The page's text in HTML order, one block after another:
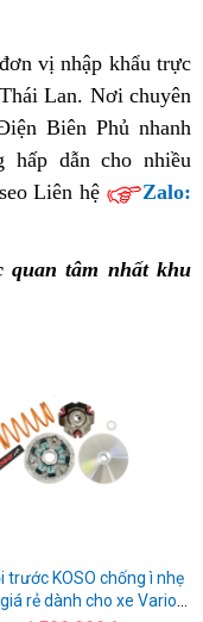
ABS
nhất
vị nhập khẩu trực
Lan. Nơi chuyên
Biên Phủ nhanh
hấp dẫnđặt
hàng
cho nhiều
Liên hệ
Zalo:
quan tâm nhất khu
trước KOSO chống ì nhẹ
rẻ dành cho xe Vario